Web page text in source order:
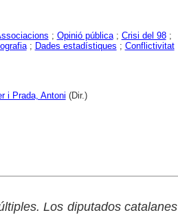
; Opinió pública; Crisi del 98;
; Dades estadístiques ; Conflictivitat
i Prada, Antoni (Dir.)
Los diputados